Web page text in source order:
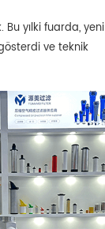
yılki fuarda, yeni
ve teknik